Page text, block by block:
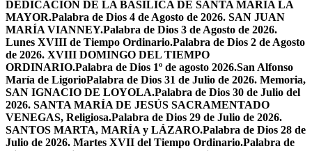
DEDICACIÓN DE LA BASÍLICA DE SANTA MARÍA LA
MAYOR.Palabra de Dios 4 de Agosto de 2026. SAN JUAN
MARÍA VIANNEY.Palabra de Dios 3 de Agosto de 2026.
Lunes XVIII de Tiempo Ordinario.Palabra de Dios 2 de Agosto
de 2026. XVIII DOMINGO DEL TIEMPO
ORDINARIO.Palabra de Dios 1º de agosto 2026.San Alfonso
María de LigorioPalabra de Dios 31 de Julio de 2026. Memoria,
SAN IGNACIO DE LOYOLA.Palabra de Dios 30 de Julio del
2026. SANTA MARÍA DE JESÚS SACRAMENTADO
VENEGAS, Religiosa.Palabra de Dios 29 de Julio de 2026.
SANTOS MARTA, MARÍA y LÁZARO.Palabra de Dios 28 de
Julio de 2026. Martes XVII del Tiempo Ordinario.Palabra de